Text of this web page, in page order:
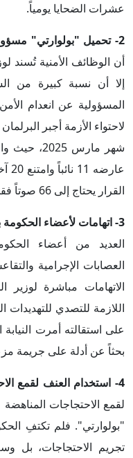
عشرات الضحايا يومياً.
2- تحميل "بولوارتي" مسؤولية الإخفاقات الأمنية:
أن الوظائف الأمنية تُسند
إلا أن نسبة كبيرة من
المسؤولية عن انعدام
لاحتواء الأزمة أجبر
القرار يحتاج إلى 66 صوتاً فقط.
3- اتهامات لأعضاء الحكومة بالتواطؤ مع العصابات الإجرامية:
العديد من أعضاء
العصابات الإجرامية
الاتهامات مباشرة لوزير
اللازمة للتصدي للتهديدات
على استقالته أمرت النيابة
بحثاً عن أدلة على جريمة
4- استخدام العنف لقمع الاحتجاجات الشعبية:
لقمع الاحتجاجات
"بولوارتي". فلم تكتفِ
تجريم الاحتجاجات، بل